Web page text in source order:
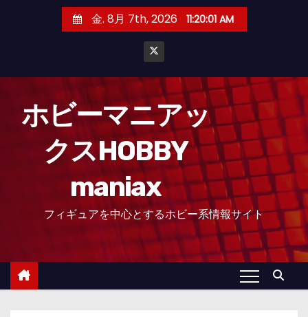
金. 8月 7th, 2026 11:20:02 AM
ホビーマニアッ
クスHOBBY
maniax
フィギュアを中心とするホビー系情報サイト